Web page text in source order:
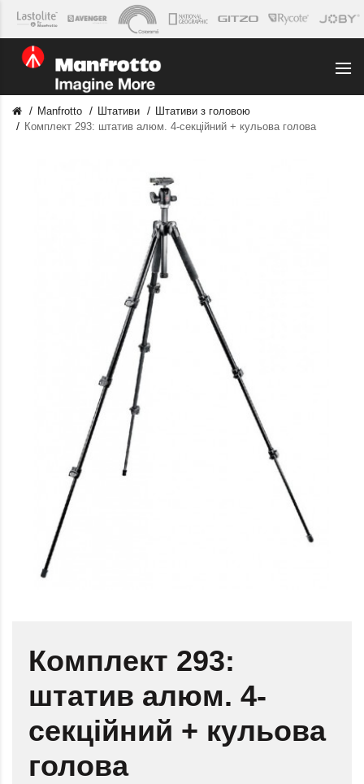
Manfrotto Штативи
Штативи з головою
Комплект 293: штатив алюм. 4-секційний + кульова голова
Комплект 293:
штатив алюм. 4-
секційний + кульова
голова